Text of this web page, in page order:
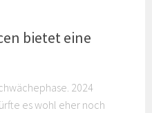
bietet eine
2024
es wohl eher noch